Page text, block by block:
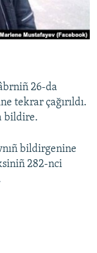
26-da
tekrar çağırıldı.
bildire.
bildirgenine
282-nci